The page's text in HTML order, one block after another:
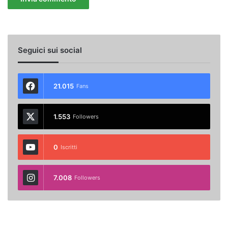
Seguici sui social
21.015 Fans
1.553 Followers
0 Iscritti
7.008 Followers